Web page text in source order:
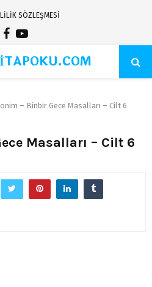
SÖZLEŞMESİ
Facebook
Youtube
– Binbir Gece Masalları – Cilt 6
Masalları – Cilt 6